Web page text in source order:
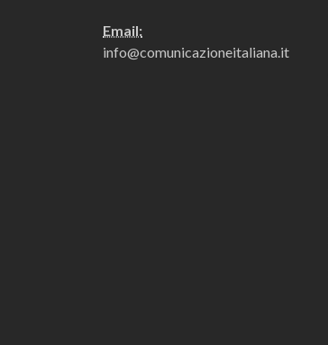
Email:
info@comunicazioneitaliana.it